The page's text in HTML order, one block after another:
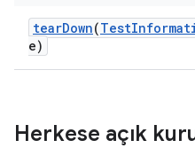
tearDown(Test
e)
Herkese açık